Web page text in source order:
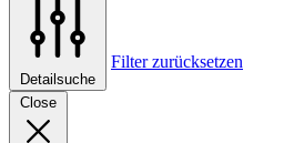
Detailsuche
Filter zurücksetzen
Close